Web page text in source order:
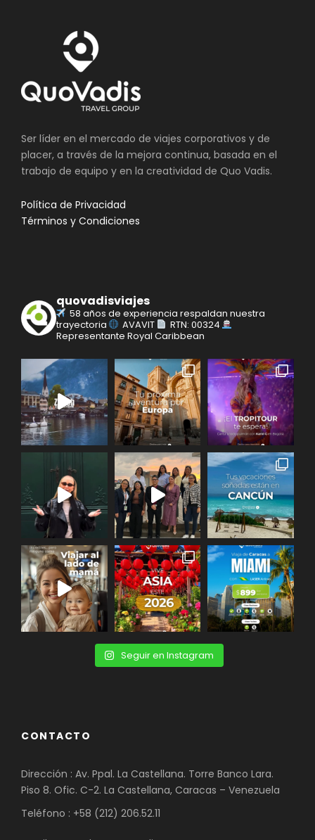
Ser líder en el mercado de viajes corporativos y de
placer, a través de la mejora continua, basada en el
trabajo de equipo y en la creatividad de Quo Vadis.
Política de Privacidad
Términos y Condiciones
quovadisviajes
58 años de experiencia respaldan nuestra
trayectoria
AVAVIT
RTN: 00324
Representante Royal Caribbean
Seguir en Instagram
CONTACTO
Dirección : Av. Ppal. La Castellana. Torre Banco Lara.
Piso 8. Ofic. C-2. La Castellana, Caracas – Venezuela
Teléfono : +58 (212) 206.52.11